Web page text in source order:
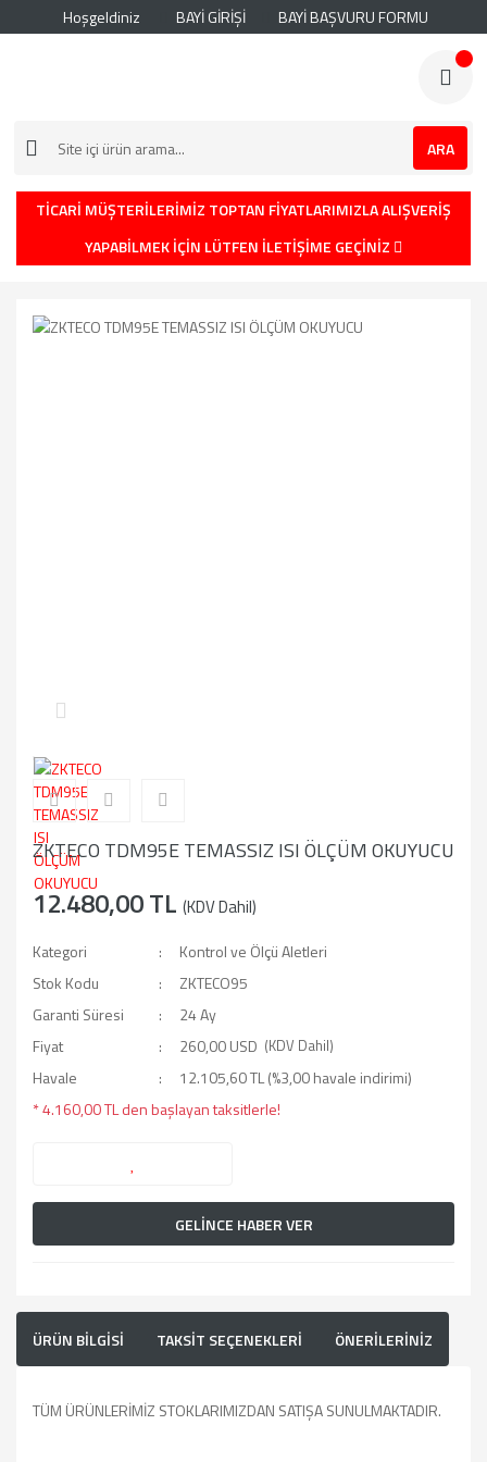
Hoşgeldiniz BAYİ GİRİŞİ BAYİ BAŞVURU FORMU
ARA
TİCARİ MÜŞTERİLERİMİZ TOPTAN FİYATLARIMIZLA ALIŞVERİŞ
YAPABİLMEK İÇİN LÜTFEN İLETİŞİME GEÇİNİZ
ZKTECO TDM95E TEMASSIZ ISI ÖLÇÜM OKUYUCU
12.480,00 TL (KDV Dahil)
Kategori
Kontrol ve Ölçü Aletleri
Stok Kodu
ZKTECO95
Garanti Süresi
24 Ay
Fiyat
260,00 USD (KDV Dahil)
Havale
12.105,60 TL (%3,00 havale indirimi)
* 4.160,00 TL den başlayan taksitlerle!
GELİNCE HABER VER
ÜRÜN BİLGİSİ TAKSİT SEÇENEKLERİ ÖNERİLERİNİZ
TÜM ÜRÜNLERİMİZ STOKLARIMIZDAN SATIŞA SUNULMAKTADIR.